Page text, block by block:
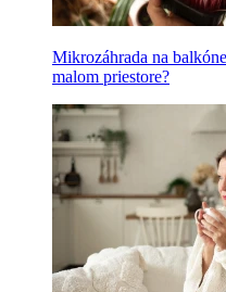
Mikrozáhrada na
malom priestore?